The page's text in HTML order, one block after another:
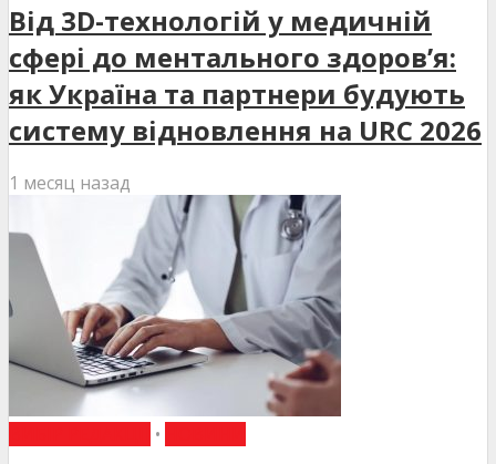
Від 3D-технологій у медичній
сфері до ментального здоров’я:
як Україна та партнери будують
систему відновлення на URC 2026
1 месяц назад
•